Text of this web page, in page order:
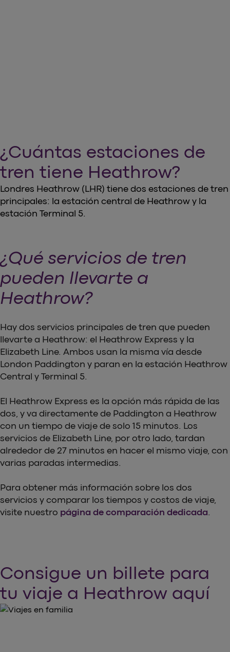
¿Cuántas estaciones de
tren tiene Heathrow?
Londres Heathrow (LHR) tiene dos estaciones de tren
principales: la estación central de Heathrow y la
estación Terminal 5.
¿Qué servicios de tren
pueden llevarte a
Heathrow?
Hay dos servicios principales de tren que pueden
llevarte a Heathrow: el Heathrow Express y la
Elizabeth Line. Ambos usan la misma vía desde
London Paddington y paran en la estación Heathrow
Central y Terminal 5.
El Heathrow Express es la opción más rápida de las
dos, y va directamente de Paddington a Heathrow
con un tiempo de viaje de solo 15 minutos. Los
servicios de Elizabeth Line, por otro lado, tardan
alrededor de 27 minutos en hacer el mismo viaje, con
varias paradas intermedias.
Para obtener más información sobre los dos
servicios y comparar los tiempos y costos de viaje,
visite nuestro página de comparación dedicada.
Consigue un billete para
tu viaje a Heathrow aquí